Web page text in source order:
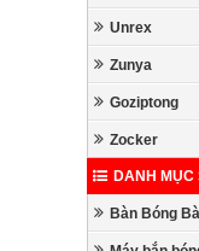
Unrex
Zunya
Goziptong
Zocker
DANH MỤC
Bàn Bóng